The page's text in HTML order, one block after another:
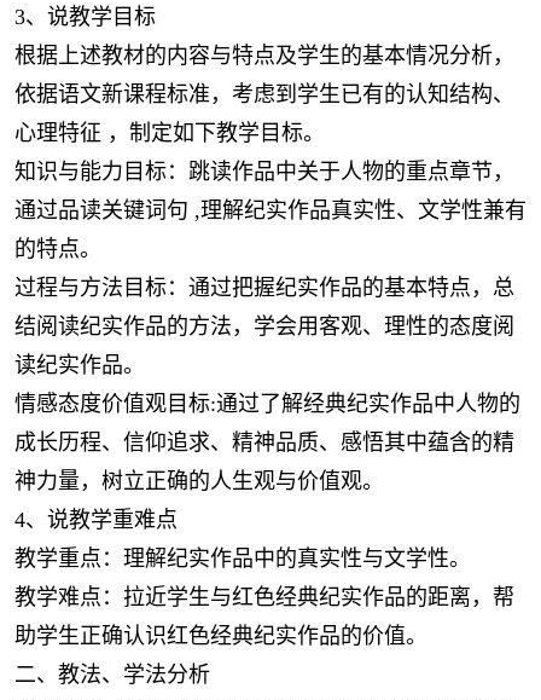
3、说教学目标
根据上述教材的内容与特点及学生的基本情况分析，
依据语文新课程标准，考虑到学生已有的认知结构、
心理特征 ，制定如下教学目标。
知识与能力目标：跳读作品中关于人物的重点章节，
通过品读关键词句 ,理解纪实作品真实性、文学性兼有
的特点。
过程与方法目标：通过把握纪实作品的基本特点，总
结阅读纪实作品的方法，学会用客观、理性的态度阅
读纪实作品。
情感态度价值观目标:通过了解经典纪实作品中人物的
成长历程、信仰追求、精神品质、感悟其中蕴含的精
神力量，树立正确的人生观与价值观。
4、说教学重难点
教学重点：理解纪实作品中的真实性与文学性。
教学难点：拉近学生与红色经典纪实作品的距离，帮
助学生正确认识红色经典纪实作品的价值。
二、教法、学法分析